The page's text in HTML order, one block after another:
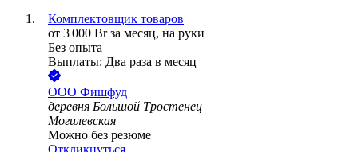
Комплектовщик товаров
от 3 000 Br за месяц, на руки
Без опыта
Выплаты: Два раза в месяц
ООО Фишфуд
деревня Большой Тростенец
Могилевская
Можно без резюме